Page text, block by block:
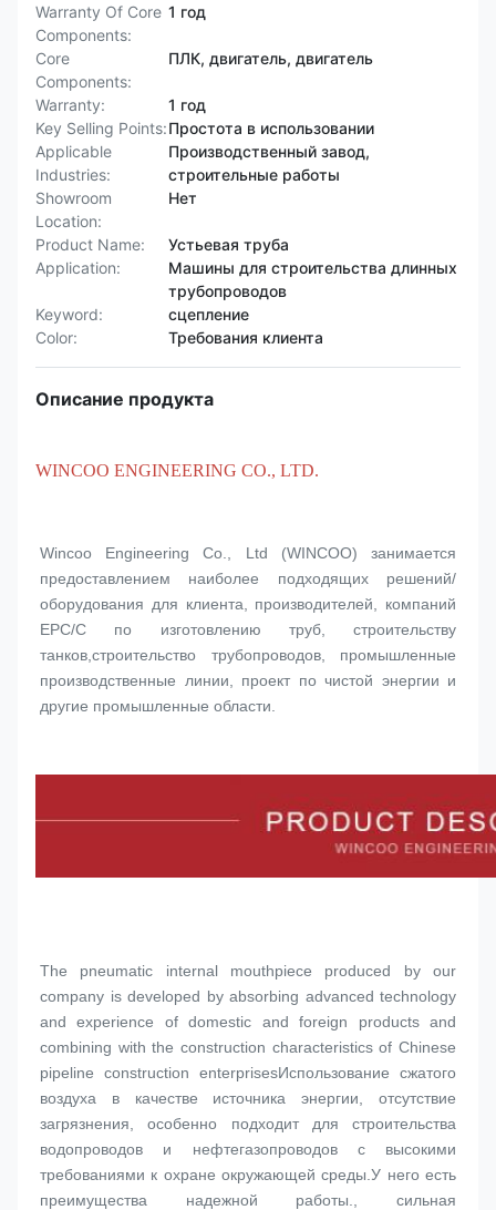
Warranty Of Core
Components:
1 год
Core
Components:
ПЛК, двигатель, двигатель
Warranty:
1 год
Key Selling Points:Простота в использовании
Applicable
Industries:
Производственный завод,
строительные работы
Showroom
Location:
Нет
Product Name:
Устьевая труба
Application:
Машины для строительства длинных
трубопроводов
Keyword:
сцепление
Color:
Требования клиента
Описание продукта
WINCOO ENGINEERING CO., LTD.
Wincoo Engineering Co., Ltd (WINCOO) занимается
предоставлением наиболее подходящих решений/
оборудования для клиента, производителей, компаний
EPC/C по изготовлению труб, строительству
танков,строительство трубопроводов, промышленные
производственные линии, проект по чистой энергии и
другие промышленные области.
The pneumatic internal mouthpiece produced by our
company is developed by absorbing advanced technology
and experience of domestic and foreign products and
combining with the construction characteristics of Chinese
pipeline construction enterprisesИспользование сжатого
воздуха в качестве источника энергии, отсутствие
загрязнения, особенно подходит для строительства
водопроводов и нефтегазопроводов с высокими
требованиями к охране окружающей среды.У него есть
преимущества надежной работы., сильная